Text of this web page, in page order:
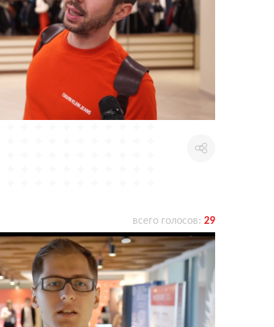
всего голосов:29